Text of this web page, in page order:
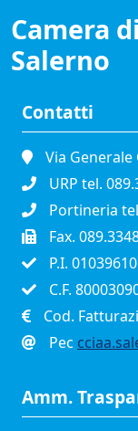
Camera
Salerno
Contatti
Via Generale
URP tel.
Portineria
Fax.
P.I.
C.F.
Cod.
Pec
Amm.